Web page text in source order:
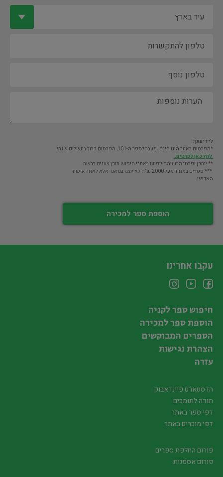
לידיעתך:
*הפרסום באתר הינו חינם. מעבר לספר ה-101, הפרסום כרוך בתשלום שנתי
לחץ כאן לפרטים.
** ייתכן ופרטי הרשומה יופיעו באתרי חיפוש תוכן שונים ברשת
*** ספרים במחיר מעל 2000 ש"ח לא יוצגו במאגר אלא לאחר אישור
האדמין.
הוספת ספר למכירה
עקבו אחרינו
חיפוש ספר לקניה
הוספת ספר למכירה
הספרים המבוקשים
הצהרת נגישות
עזרה
הדסטארט פיינדאבוק
תודה לתומכים
דפי ספר באתר
דפי מוכרים באתר
פורום החלפת ספרים
פורום אספנות